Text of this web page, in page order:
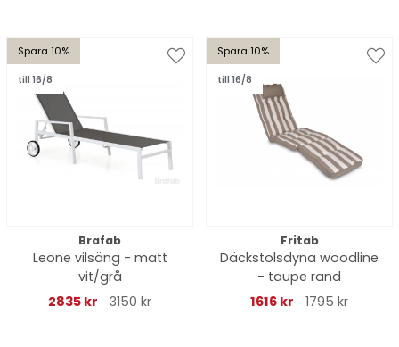
Spara 10%
till 16/8
Brafab
Leone vilsäng - matt
vit/grå
2835 kr
3150 kr
Spara 10%
till 16/8
Fritab
Däckstolsdyna woodline
- taupe rand
1616 kr
1795 kr